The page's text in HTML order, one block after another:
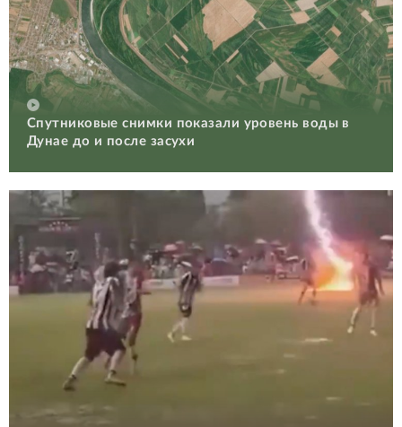
Спутниковые снимки показали уровень воды в
Дунае до и после засухи